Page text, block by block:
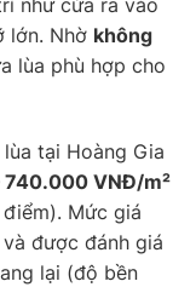
như cửa ra vào
lớn. Nhờ không
lùa phù hợp cho
tại Hoàng Gia
VNĐ/m²
Mức giá
được đánh giá
lại (độ bền